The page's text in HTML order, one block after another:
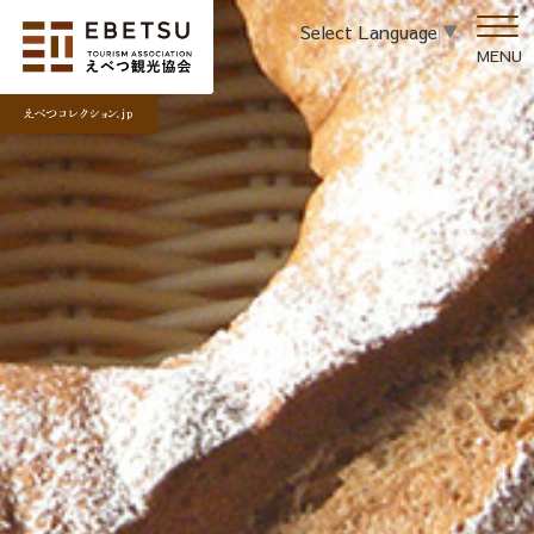
MENU
Select Language▼